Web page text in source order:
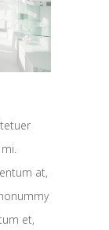
at,
et,